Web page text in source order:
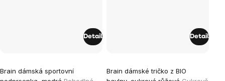
Brain dámská sportovní
Detail
Brain dámské tričko z BIO
Detail